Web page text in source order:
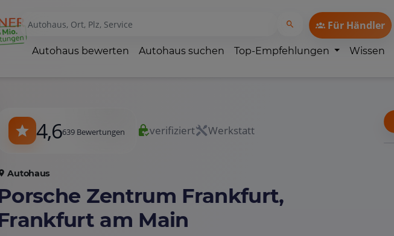
Für Händler
Autohaus bewerten Autohaus suchen Top-Empfehlungen Wissen
4,6639 Bewertungen verifiziert Werkstatt
Autohaus
Zentrum Frankfurt,
am Main